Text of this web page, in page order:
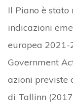
Il Piano è
indicazioni
europea 2021-
Government
azioni previste
di Tallinn